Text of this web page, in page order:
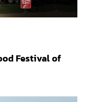
Festival of